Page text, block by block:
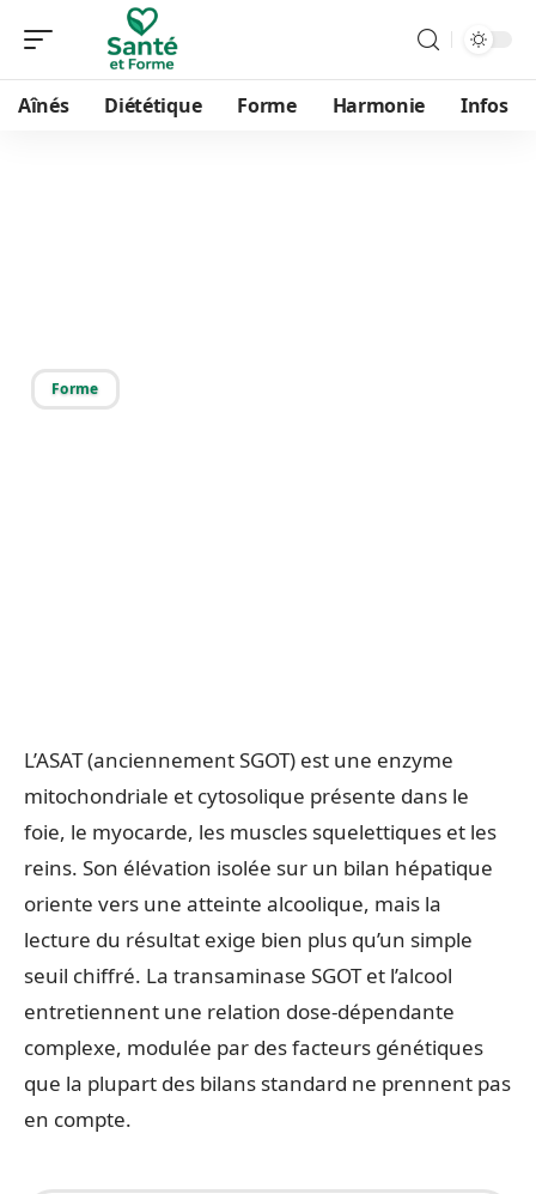
Aînés Diététique Forme Harmonie Infos
Forme
L’ASAT (anciennement SGOT) est une enzyme
mitochondriale et cytosolique présente dans le
foie, le myocarde, les muscles squelettiques et les
reins. Son élévation isolée sur un bilan hépatique
oriente vers une atteinte alcoolique, mais la
lecture du résultat exige bien plus qu’un simple
seuil chiffré. La transaminase SGOT et l’alcool
entretiennent une relation dose-dépendante
complexe, modulée par des facteurs génétiques
que la plupart des bilans standard ne prennent pas
en compte.